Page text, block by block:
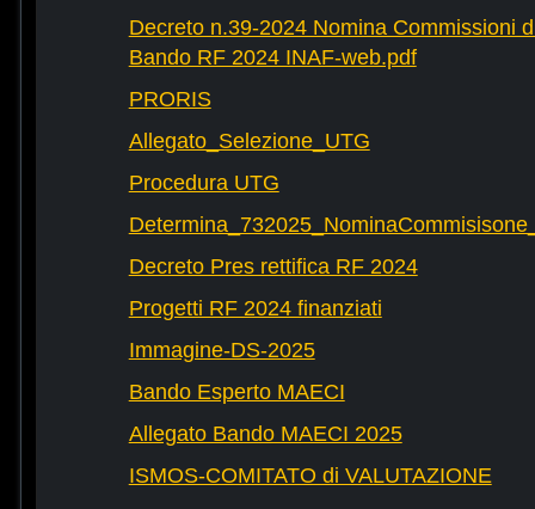
Decreto n.39-2024 Nomina Commissioni
Bando RF 2024 INAF-web.pdf
PRORIS
Allegato_Selezione_UTG
Procedura UTG
Decreto Pres rettifica RF 2024
Progetti RF 2024 finanziati
Immagine-DS-2025
Bando Esperto MAECI
Allegato Bando MAECI 2025
ISMOS-COMITATO di VALUTAZIONE